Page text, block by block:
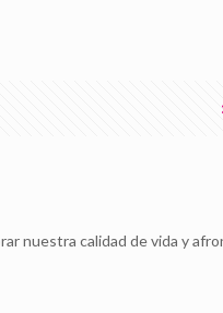
nuestra calidad de vida y